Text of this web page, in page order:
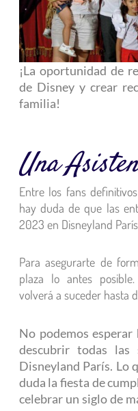
¡La oportunidad de
de Disney y crear
familia!
Una
Entre los fans
hay duda de que las
2023 en Disneyland
Para asegurarte de
plaza lo antes
volverá a suceder hasta
No podemos
descubrir todas las
Disneyland París. Lo
duda la fiesta de
celebrar un siglo de